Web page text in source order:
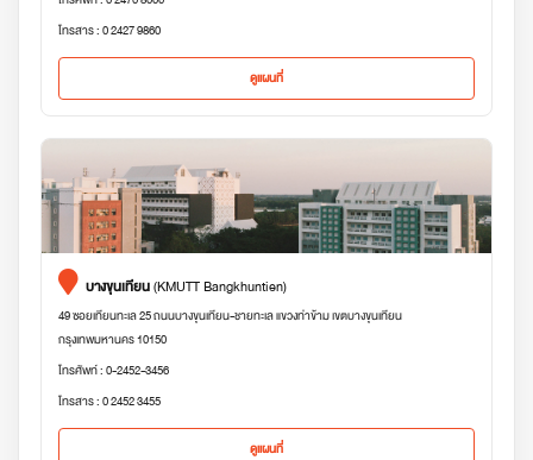
โทรสาร : 0 2427 9860
ดูแผนที่
บางขุนเทียน(KMUTT Bangkhuntien)
49 ซอยเทียนทะเล 25 ถนนบางขุนเทียน-ชายทะเล แขวงท่าข้าม เขตบางขุนเทียน
กรุงเทพมหานคร 10150
โทรศัพท์ : 0-2452-3456
โทรสาร : 0 2452 3455
ดูแผนที่